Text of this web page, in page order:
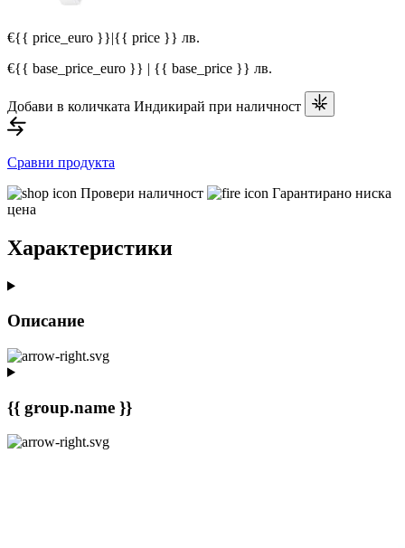
€{{ price_euro }}|{{ price }} лв.
€{{ base_price_euro }} | {{ base_price }} лв.
Добави в количката Индикирай при наличност
Сравни продукта
Провери наличност
Гарантирано ниска
цена
Характеристики
Описание
{{ group.name }}